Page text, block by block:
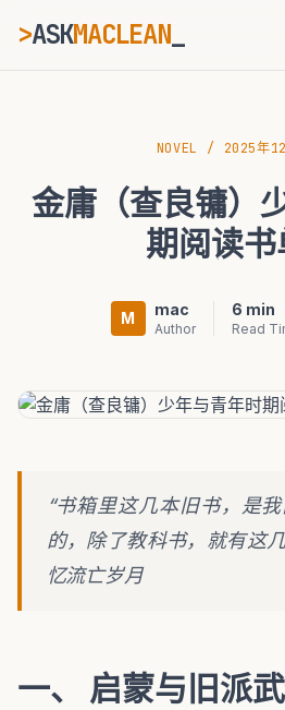
>ASKMACLEAN_
⌘K Ctrl+K
NOVEL / 2025年
金庸（查良镛）
期阅读
M mac
Author
6 min
Read
“书箱里这几本旧书，是
的，除了教科书，就有这
忆流亡岁月
一、 启蒙与旧派